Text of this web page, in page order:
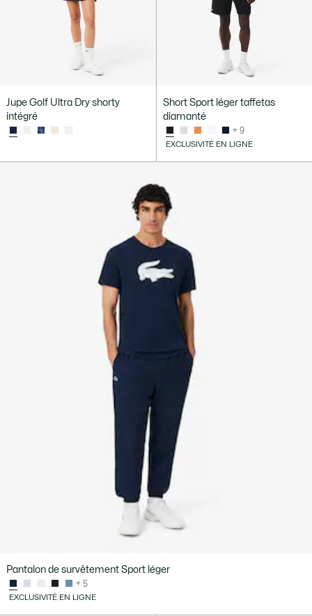
Jupe Golf Ultra Dry shorty
intégré
Short Sport léger taffetas
diamanté
+ 9
EXCLUSIVITÉ EN LIGNE
Pantalon de survêtement Sport léger
+ 5
EXCLUSIVITÉ EN LIGNE